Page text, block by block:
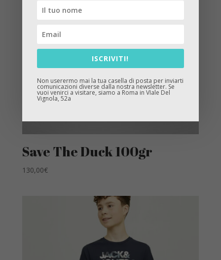
Save The Duck 100gr
130,00€
ISCRIVITI!
Non userermo mai la tua casella di posta per inviarti
comunicazioni diverse dalla nostra newsletter. Se
vuoi venirci a visitare, siamo a Roma in VIale Del
Vignola, 52a